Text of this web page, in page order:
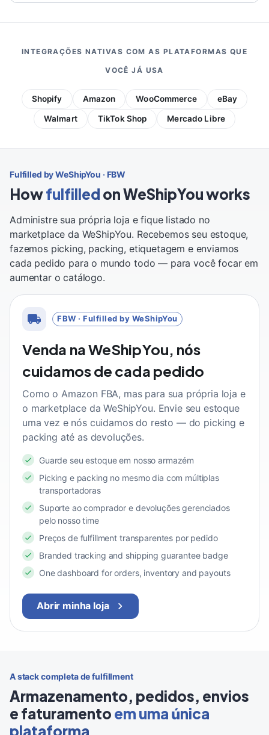
INTEGRAÇÕES NATIVAS COM AS PLATAFORMAS QUE
VOCÊ JÁ USA
Shopify Amazon WooCommerce eBay
Walmart TikTok Shop Mercado Libre
Fulfilled by WeShipYou · FBW
Howfulfilled on WeShipYou works
Administre sua própria loja e fique listado no
marketplace da WeShipYou. Recebemos seu estoque,
fazemos picking, packing, etiquetagem e enviamos
cada pedido para o mundo todo — para você focar em
aumentar o catálogo.
FBW · Fulfilled by WeShipYou
Venda na WeShipYou, nós
cuidamos de cada pedido
Como o Amazon FBA, mas para sua própria loja e
o marketplace da WeShipYou. Envie seu estoque
uma vez e nós cuidamos do resto — do picking e
packing até as devoluções.
Guarde seu estoque em nosso armazém
Picking e packing no mesmo dia com múltiplas
transportadoras
Suporte ao comprador e devoluções gerenciados
pelo nosso time
Preços de fulfillment transparentes por pedido
Branded tracking and shipping guarantee badge
One dashboard for orders, inventory and payouts
Abrir minha loja
A stack completa de fulfillment
Armazenamento, pedidos, envios
e faturamento em uma única
plataforma